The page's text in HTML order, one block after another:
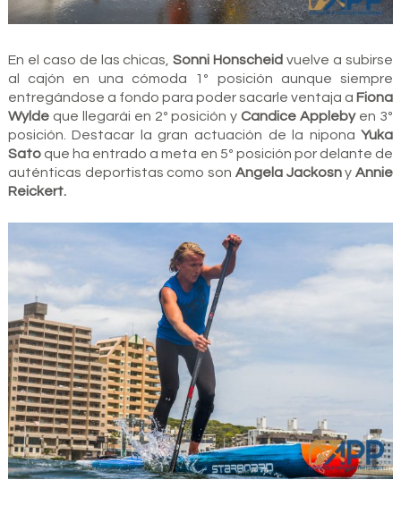
En el caso de las chicas,Sonni Honscheid vuelve a subirse
al cajón en una cómoda 1º posición aunque siempre
entregándose a fondo para poder sacarle ventaja a Fiona
Wyldeque llegarái en 2º posición yCandice Applebyen 3º
posición. Destacar la gran actuación de la niponaYuka
Satoque ha entrado a meta en 5º posición por delante de
auténticas deportistas como son Angela JackosnyAnnie
Reickert.